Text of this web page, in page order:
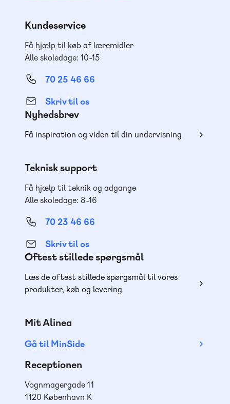
Kundeservice
Få hjælp til køb af læremidler
Alle skoledage: 10-15
70 25 46 66
Skriv til os
Nyhedsbrev
Få inspiration og viden til din undervisning
Teknisk support
Få hjælp til teknik og adgange
Alle skoledage: 8-16
70 23 46 66
Skriv til os
Oftest stillede spørgsmål
Læs de oftest stillede spørgsmål til vores
produkter, køb og levering
Mit Alinea
Gå til MinSide
Receptionen
Vognmagergade 11
1120 København K